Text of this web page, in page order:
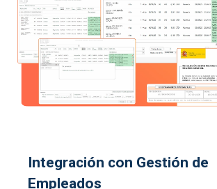
Integración con Gestión de
Empleados